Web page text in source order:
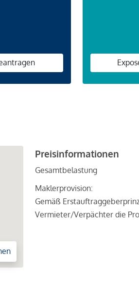
Preisinformationen
Gesamtbelastung
Maklerprovision:
Gemäß
Vermieter/Verpächter die